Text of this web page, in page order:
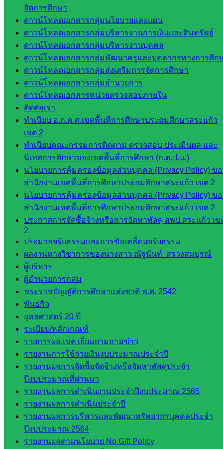
จัดการศึกษา
ดาวน์โหลดเอกสารกลุ่มนโยบายและแผน
ดาวน์โหลดเอกสารกลุ่มบริหารงานการเงินและสินทรัพย์
ดาวน์โหลดเอกสารกลุ่มบริหารงานบุคคล
ดาวน์โหลดเอกสารกลุ่มพัฒนาครูและบุคลากรทางการศึก
ดาวน์โหลดเอกสารกลุ่มส่งเสริมการจัดการศึกษา
ดาวน์โหลดเอกสารกลุ่มอำนวยการ
ดาวน์โหลดเอกสารหน่วยตรวจสอบภายใน
ติดต่อเรา
ทำเนียบ อ.ก.ค.ศ.เขตพื้นที่การศึกษาประถมศึกษาสระแก้ว
เขต 2
ทำเนียบคณะกรรมการติดตาม ตรวจสอบ ประเมินผล และ
นิเทศการศึกษาของเขตพื้นที่การศึกษา (ก.ต.ป.น.)
นโยบายการคุ้มครองข้อมูลส่วนบุคคล (Privacy Policy) ข
สำนักงานเขตพื้นที่การศึกษาประถมศึกษาสระแก้ว เขต 2
นโยบายการคุ้มครองข้อมูลส่วนบุคคล (Privacy Policy) ข
สำนักงานเขตพื้นที่การศึกษาประถมศึกษาสระแก้ว เขต 2
ประกาศการจัดซื้อจ้างหรือการจัดหาพัสดุ สพป.สระแก้ว เข
2
ประมวลจริยธรรมและการขับเคลื่อนจริยธรรม
ผลงานทางวิชาการของนางสาว ณัฐนันท์ สรวงสมบูรณ์
ผู้บริหาร
ผู้อำนวยการกลุ่ม
พระราชบัญญัติการศึกษาแห่งชาติ พ.ศ. 2542
พันธกิจ
ยุทธศาสตร์ 20 ปี
ระเบียบ/หลักเกณฑ์
รายการผอ.เขต เยี่ยมยามถามข่าว
รายงานการใช้จ่ายเงินงบประมาณประจำปี
รายงานผลการจัดซื้อจัดจ้างหรือจัดหาพัสดุประจำ
ปีงบประมาณที่ผ่านมา
รายงานผลการดำเนินงานประจำปีงบประมาณ 2565
รายงานผลการดำเนินประจำปี
รายงานผลการบริหารและพัฒนาทรัพยากรบุคคลประจำ
ปีงบประมาณ 2564
รายงานผลตามนโยบาย No Gift Policy
เว็บไซต์
หลักสูตร
ต้าน
ทุจริต
ห้อง
นิเทศ
ศน.นิพนธ์
พรมพิไล
ห้อง
นิเทศ
ศน.ชยา
ธิศ/
ศน.อัญชลี
ห้อง
นิเทศ
ดร.สราว
ดี เพ็งศรี
โคตร
เว็บไซต์
คณะ
กรรมการ
ก.ต.ป.น.
เว็บไซต์
อ.ค.ก.ศ.เขต
พื้นที่การ
ศึกษา
ดาวน์โหลด
เอกสาร
มอำนวย